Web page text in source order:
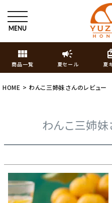
view_module
商品一覧
campaign
夏セール 夏
HOME わんこ三姉妹さんのレビュー
わんこ三姉妹